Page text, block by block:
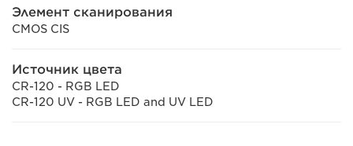
Элемент сканирования
CMOS CIS
Источник цвета
CR-120 - RGB LED
CR-120 UV - RGB LED and UV LED